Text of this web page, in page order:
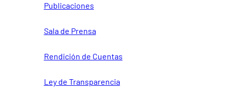
Publicaciones
Sala de Prensa
Rendición de Cuentas
Ley de Transparencia